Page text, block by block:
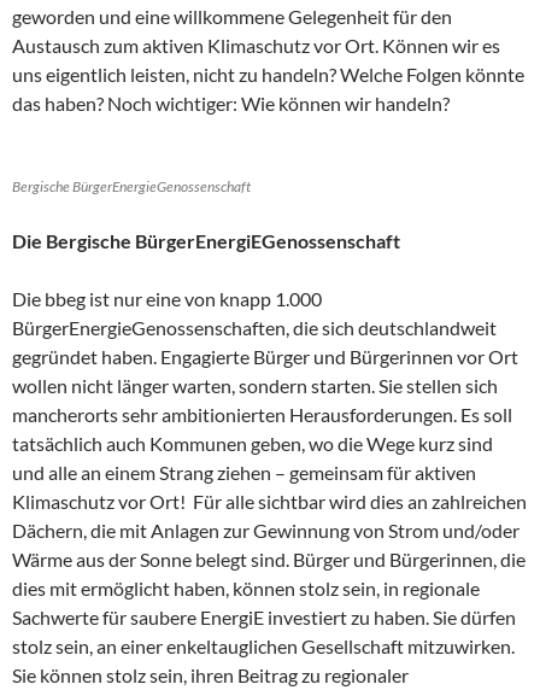
geworden und eine willkommene Gelegenheit für den
Austausch zum aktiven Klimaschutz vor Ort. Können wir es
uns eigentlich leisten, nicht zu handeln? Welche Folgen könnte
das haben? Noch wichtiger: Wie können wir handeln?
Bergische BürgerEnergieGenossenschaft
Die Bergische BürgerEnergiEGenossenschaft
Die bbeg ist nur eine von knapp 1.000
BürgerEnergieGenossenschaften, die sich deutschlandweit
gegründet haben. Engagierte Bürger und Bürgerinnen vor Ort
wollen nicht länger warten, sondern starten. Sie stellen sich
mancherorts sehr ambitionierten Herausforderungen. Es soll
tatsächlich auch Kommunen geben, wo die Wege kurz sind
und alle an einem Strang ziehen – gemeinsam für aktiven
Klimaschutz vor Ort! Für alle sichtbar wird dies an zahlreichen
Dächern, die mit Anlagen zur Gewinnung von Strom und/oder
Wärme aus der Sonne belegt sind. Bürger und Bürgerinnen, die
dies mit ermöglicht haben, können stolz sein, in regionale
Sachwerte für saubere EnergiE investiert zu haben. Sie dürfen
stolz sein, an einer enkeltauglichen Gesellschaft mitzuwirken.
Sie können stolz sein, ihren Beitrag zu regionaler